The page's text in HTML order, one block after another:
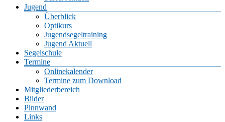
Jugend
Überblick
Optikurs
Jugendsegeltraining
Jugend Aktuell
Segelschule
Termine
Onlinekalender
Termine zum Download
Mitgliederbereich
Bilder
Pinnwand
Links